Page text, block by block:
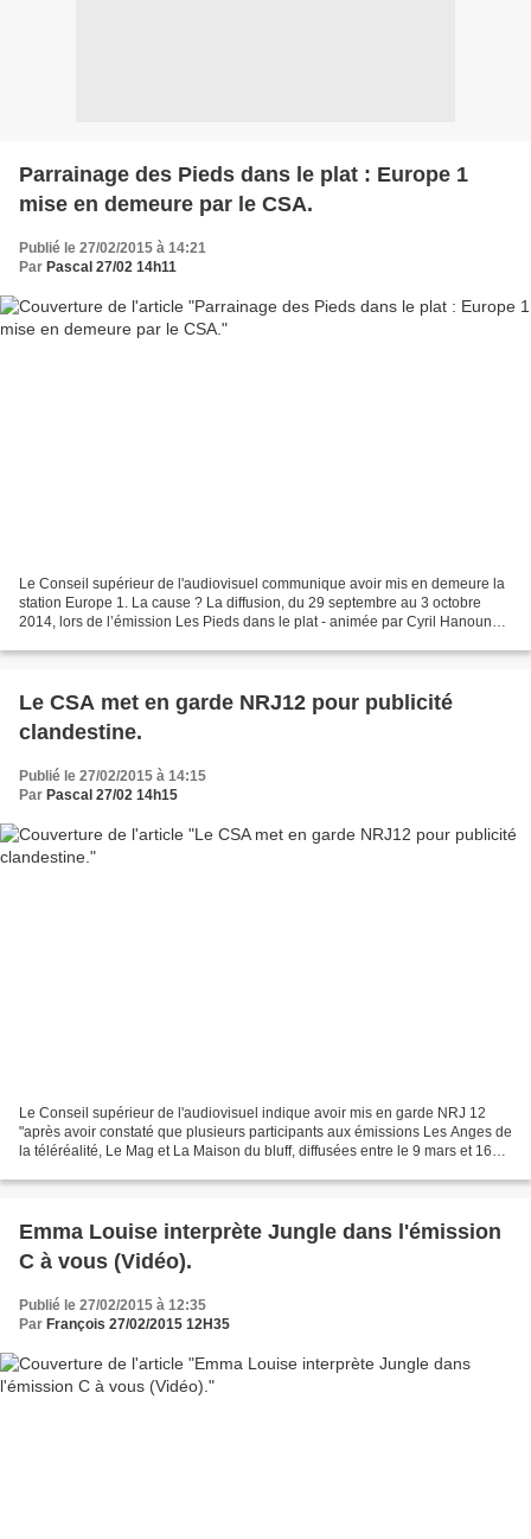
Parrainage des Pieds dans le plat : Europe 1
mise en demeure par le CSA.
Publié le 27/02/2015 à 14:21
Par Pascal 27/02 14h11
Le Conseil supérieur de l'audiovisuel communique avoir mis en demeure la
station Europe 1. La cause ? La diffusion, du 29 septembre au 3 octobre
2014, lors de l’émission Les Pieds dans le plat - animée par Cyril Hanouna
Le CSA met en garde NRJ12 pour publicité
clandestine.
Publié le 27/02/2015 à 14:15
Par Pascal 27/02 14h15
Le Conseil supérieur de l'audiovisuel indique avoir mis en garde NRJ 12
"après avoir constaté que plusieurs participants aux émissions Les Anges de
la téléréalité, Le Mag et La Maison du bluff, diffusées entre le 9 mars et 16
Emma Louise interprète Jungle dans l'émission
C à vous (Vidéo).
Publié le 27/02/2015 à 12:35
Par François 27/02/2015 12H35